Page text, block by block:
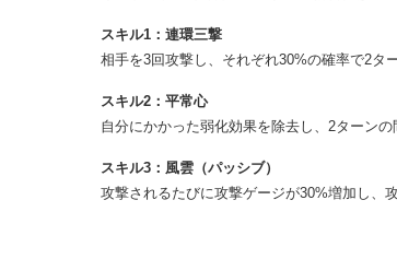
スキル1：連環三撃
相手を3回攻撃し、それぞれ30%の確率で2タ
スキル2：平常心
自分にかかった弱化効果を除去し、2ターン
スキル3：風雲（パッシブ）
攻撃されるたびに攻撃ゲージが30%増加し、